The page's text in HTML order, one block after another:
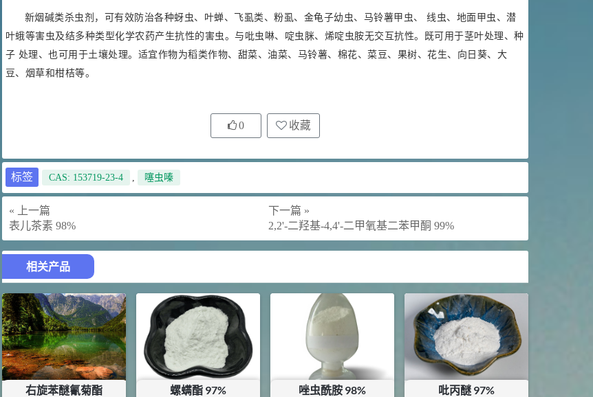
新烟碱类杀虫剂，可有效防治各种蚜虫、叶蝉、飞虱类、粉虱、金龟子幼虫、马铃薯甲虫、 线虫、地面甲虫、潜
叶蛾等害虫及结多种类型化学农药产生抗性的害虫。与吡虫啉、啶虫脒、烯啶虫胺无交互抗性。既可用于茎叶处理、种
子 处理、也可用于土壤处理。适宜作物为稻类作物、甜菜、油菜、马铃薯、棉花、菜豆、果树、花生、向日葵、大
豆、烟草和柑桔等。
0 收藏
标签 CAS: 153719-23-4 , 噻虫嗪
« 上一篇
表儿茶素 98%
下一篇 »
2,2'-二羟基-4,4'-二甲氧基二苯甲酮 99%
相关产品
右旋苯醚氰菊酯 螺螨酯 97% 唑虫酰胺 98% 吡丙醚 97%
253 2 乙酸橙花酯 99%
浏览量 - 5.51w
2021-07-07 植物生长调节剂
29 4 N-羟甲基丙烯酰胺 98% NMA
2021-06-22 化工原料
92 5
对甲氧基苯甲醛（茴香醛）
99.5%
浏览量 - 1.89w
2021-06-19 化工原料
69.6 6
S-羧甲基-L-半胱氨酸(羧甲司坦)
98.5%